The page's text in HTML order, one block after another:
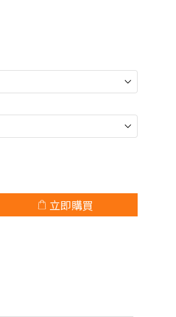
立即購買